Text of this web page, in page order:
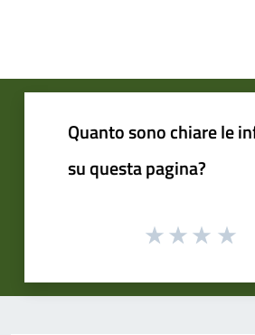
Quanto sono chiare le
su questa pagina?